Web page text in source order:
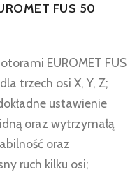
FUS 50
EUROMET FUS
trzech osi X, Y, Z;
ustawienie
oraz wytrzymałą
oraz
ruch kilku osi;